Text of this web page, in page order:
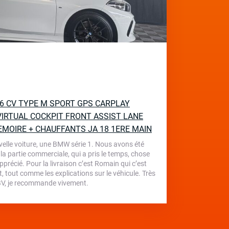
TYPE M SPORT GPS CARPLAY
COCKPIT FRONT ASSIST LANE
+ CHAUFFANTS JA 18 1ERE MAIN
voiture, une BMW série 1. Nous avons été
partie commerciale, qui a pris le temps, chose
Pour la livraison c’est Romain qui c’est
tout comme les explications sur le véhicule. Très
je recommande vivement.